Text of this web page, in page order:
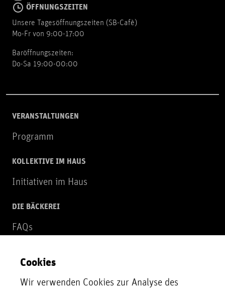
ÖFFNUNGSZEITEN
Unsere Tagesöffnungszeiten (SB-Cafè)
Mo-Fr von 9:00-17:00
Baröffnungszeiten:
Do-Sa 19:00-00:00
VERANSTALTUNGEN
Programm
KOLLEKTIVE IM HAUS
Initiativen im Haus
DIE BÄCKEREI
FAQs
NEWSLETTER
Zur Newsletter Anmeldung
Cookies
Wir verwenden Cookies zur Analyse des